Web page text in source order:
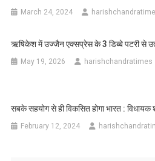
March 24, 2024
ऋषिकेश में उज्जैन एक्सप्रेस के 3 डिब्बे पटरी से
May 19, 2026 harishchandratimes
सबके सहयोग से ही विकसित होगा भारत : विधायक
February 12, 2024